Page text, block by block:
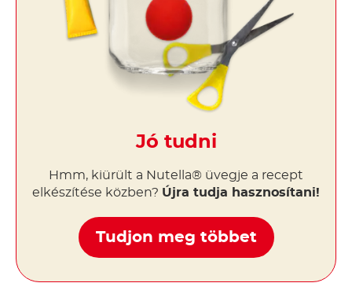
Jó tudni
Hmm, kiürült a Nutella® üvegje a recept
elkészítése közben? Újra tudja hasznosítani!
Tudjon meg többet